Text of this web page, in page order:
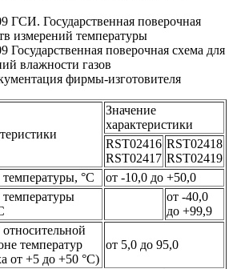
ГСИ. Государственная поверочная
измерений температуры
поверочная схема для
влажности газов
фирмы-изготовителя
Значение
характеристики
RST02416
RST02417
RST02418
RST02419
°С
от -10,0 до +50,0
от -40,0
до +99,9
температур
от +5 до +50 °С)
от 5,0 до 95,0